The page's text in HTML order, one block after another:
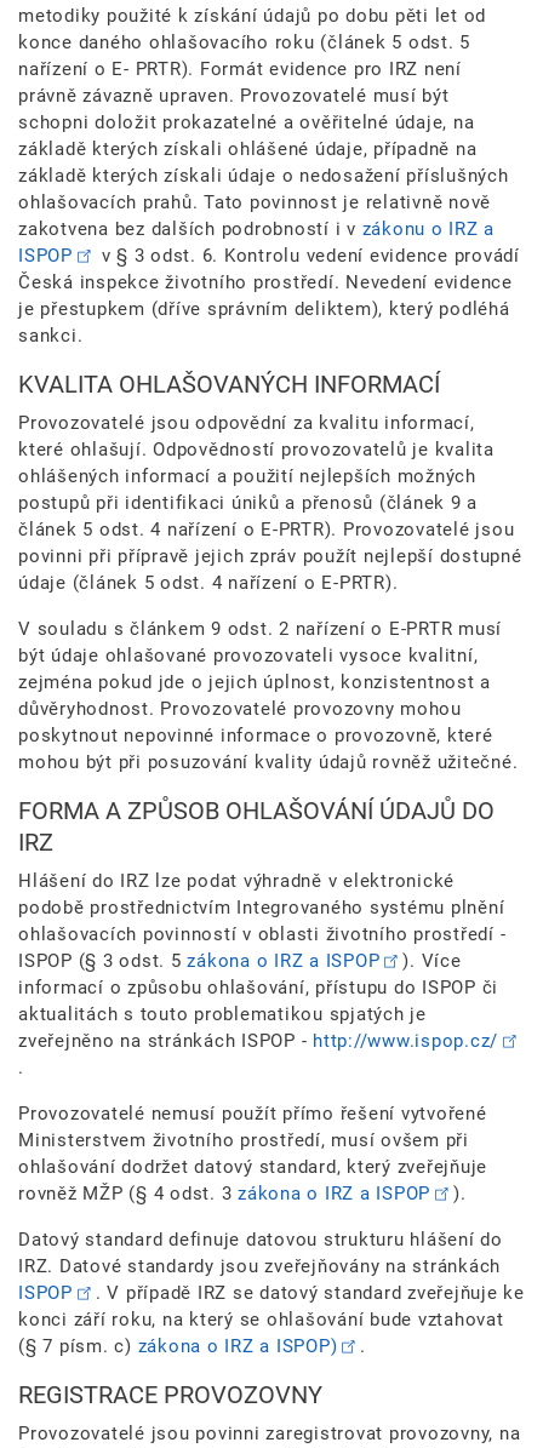
metodiky použité k získání údajů po dobu pěti let od
konce daného ohlašovacího roku (článek 5 odst. 5
nařízení o E- PRTR). Formát evidence pro IRZ není
právně závazně upraven. Provozovatelé musí být
schopni doložit prokazatelné a ověřitelné údaje, na
základě kterých získali ohlášené údaje, případně na
základě kterých získali údaje o nedosažení příslušných
ohlašovacích prahů. Tato povinnost je relativně nově
zakotvena bez dalších podrobností i v zákonu o IRZ a
ISPOP
v § 3 odst. 6. Kontrolu vedení evidence provádí
Česká inspekce životního prostředí. Nevedení evidence
je přestupkem (dříve správním deliktem), který podléhá
sankci.
KVALITA OHLAŠOVANÝCH INFORMACÍ
Provozovatelé jsou odpovědní za kvalitu informací,
které ohlašují. Odpovědností provozovatelů je kvalita
ohlášených informací a použití nejlepších možných
postupů při identifikaci úniků a přenosů (článek 9 a
článek 5 odst. 4 nařízení o E-PRTR). Provozovatelé jsou
povinni při přípravě jejich zpráv použít nejlepší dostupné
údaje (článek 5 odst. 4 nařízení o E-PRTR).
V souladu s článkem 9 odst. 2 nařízení o E-PRTR musí
být údaje ohlašované provozovateli vysoce kvalitní,
zejména pokud jde o jejich úplnost, konzistentnost a
důvěryhodnost. Provozovatelé provozovny mohou
poskytnout nepovinné informace o provozovně, které
mohou být při posuzování kvality údajů rovněž užitečné.
FORMA A ZPŮSOB OHLAŠOVÁNÍ ÚDAJŮ DO
IRZ
Hlášení do IRZ lze podat výhradně v elektronické
podobě prostřednictvím Integrovaného systému plnění
ohlašovacích povinností v oblasti životního prostředí -
ISPOP (§ 3 odst. 5zákona o IRZ a ISPOP
). Více
informací o způsobu ohlašování, přístupu do ISPOP či
aktualitách s touto problematikou spjatých je
zveřejněno na stránkách ISPOP - http://www.ispop.cz/
.
Provozovatelé nemusí použít přímo řešení vytvořené
Ministerstvem životního prostředí, musí ovšem při
ohlašování dodržet datový standard, který zveřejňuje
rovněž MŽP (§ 4 odst. 3 zákona o IRZ a ISPOP ).
Datový standard definuje datovou strukturu hlášení do
IRZ. Datové standardy jsou zveřejňovány na stránkách
ISPOP
. V případě IRZ se datový standard zveřejňuje ke
konci září roku, na který se ohlašování bude vztahovat
(§ 7 písm. c) zákona o IRZ a ISPOP) .
REGISTRACE PROVOZOVNY
Provozovatelé jsou povinni zaregistrovat provozovny, na